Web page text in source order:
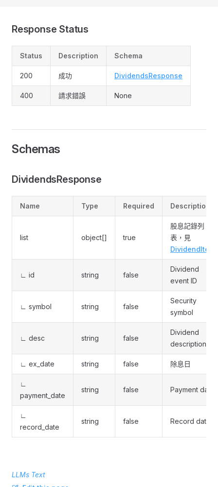
Response Status
Status Description Schema
200 成功 DividendsResponse
400 請求錯誤 None
Schemas
DividendsResponse
Name Type Required Description
list object[] true
股息記錄列
表，見
DividendItem
∟ id string false
Dividend
event ID
∟ symbol string false
Security
symbol
∟ desc string false
Dividend
description
∟ ex_date string false 除息日
∟
payment_date
string false Payment date
∟
record_date
string false Record date
LLMs Text